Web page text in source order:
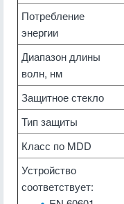
Потребление
энергии
Диапазон длины
волн, нм
Защитное стекло
Тип защиты
Класс по MDD
Устройство
соответствует: